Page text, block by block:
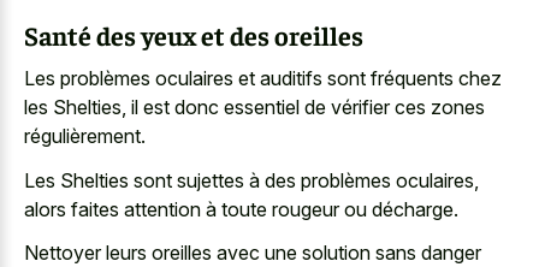
Santé des yeux et des oreilles
Les problèmes oculaires et auditifs sont fréquents chez
les Shelties, il est donc essentiel de vérifier ces zones
régulièrement.
Les Shelties sont sujettes à des problèmes oculaires,
alors faites attention à toute rougeur ou décharge.
Nettoyer leurs oreilles avec une solution sans danger